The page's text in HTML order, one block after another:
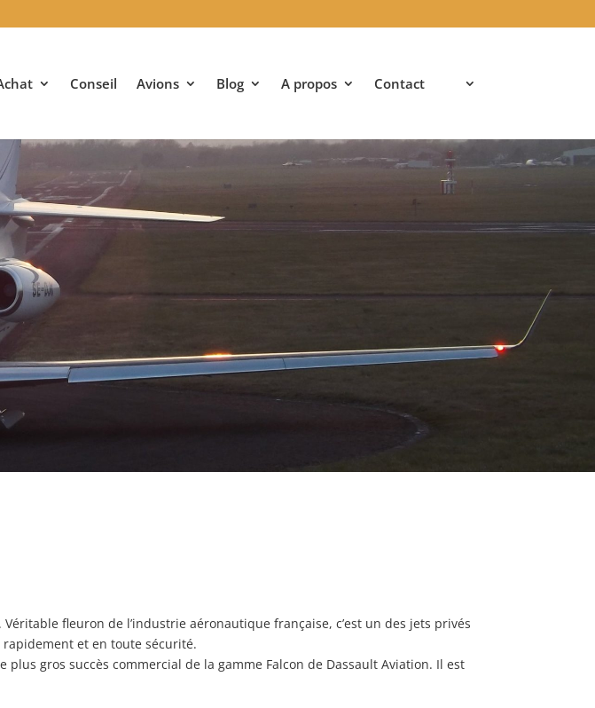
Conseil Avions Blog A propos Contact
fleuron de l’industrie aéronautique française, c’est un des jets privés
et en toute sécurité.
gros succès commercial de la gamme Falcon de Dassault Aviation. Il est